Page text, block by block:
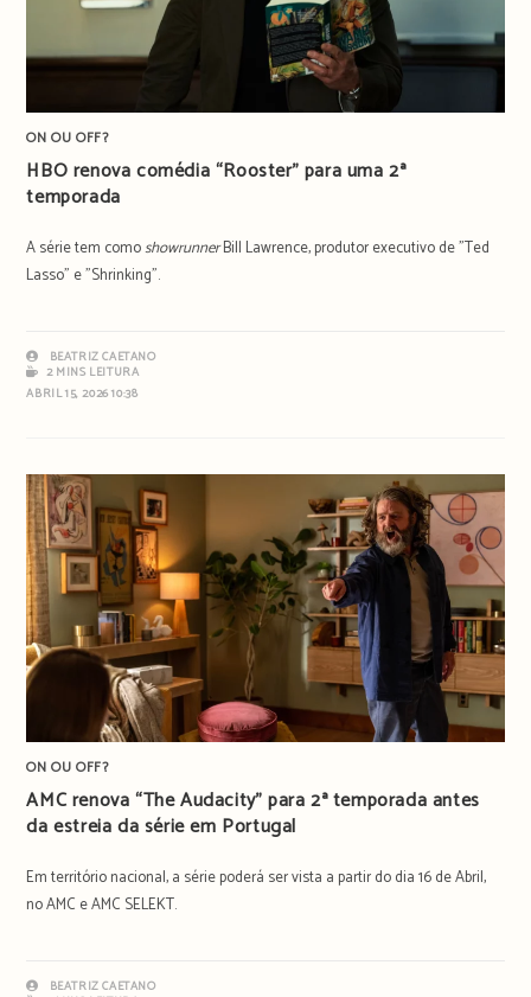
ON OU OFF?
HBO renova comédia “Rooster” para uma 2ª
temporada
A série tem comoshowrunnerBill Lawrence, produtor executivo de "Ted
Lasso" e "Shrinking".
BEATRIZ CAETANO
2 MINS LEITURA
ABRIL 15, 2026 10:38
ON OU OFF?
AMC renova “The Audacity” para 2ª temporada antes
da estreia da série em Portugal
Em território nacional, a série poderá ser vista a partir do dia 16 de Abril,
no AMC e AMC SELEKT.
BEATRIZ CAETANO